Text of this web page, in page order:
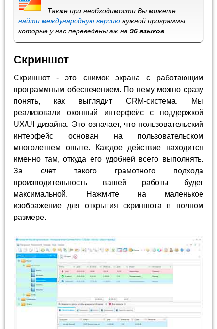
Также при необходимости Вы можете
найти международную версию нужной программы,
которые у нас переведены аж на96 языков.
Скриншот
Скриншот - это снимок экрана с работающим
программным обеспечением. По нему можно сразу
понять, как выглядит CRM-система. Мы
реализовали оконный интерфейс с поддержкой
UX/UI дизайна. Это означает, что пользовательский
интерфейс основан на пользовательском
многолетнем опыте. Каждое действие находится
именно там, откуда его удобней всего выполнять.
За счет такого грамотного подхода
производительность вашей работы будет
максимальной. Нажмите на маленькое
изображение для открытия скриншота в полном
размере.